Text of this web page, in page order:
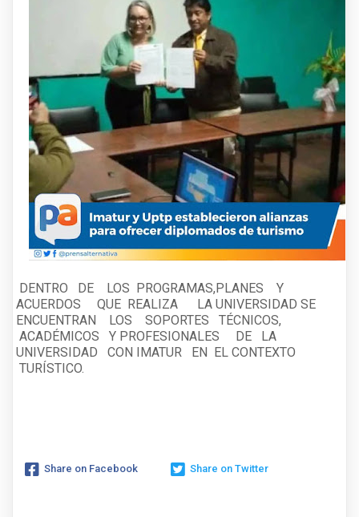
DENTRO DE LOS PROGRAMAS,PLANES Y
ACUERDOS QUE REALIZA LA UNIVERSIDAD SE
ENCUENTRAN LOS SOPORTES TÉCNICOS,
ACADÉMICOS Y PROFESIONALES DE LA
UNIVERSIDAD CON IMATUR EN EL CONTEXTO
TURÍSTICO.
Share on Facebook Share on Twitter